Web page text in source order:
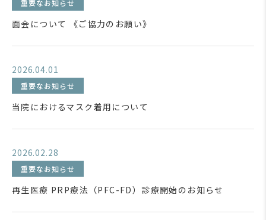
重要なお知らせ
面会について 《ご協力のお願い》
2026.04.01
重要なお知らせ
当院におけるマスク着用について
2026.02.28
重要なお知らせ
再生医療 PRP療法（PFC-FD）診療開始のお知らせ